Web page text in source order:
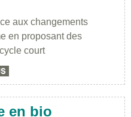
aux changements
en proposant des
court
en bio